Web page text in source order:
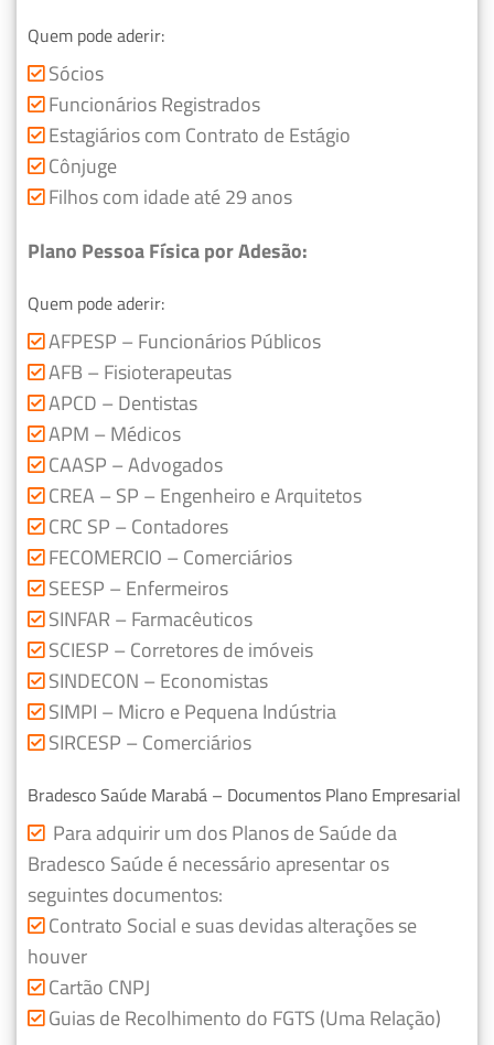
Quem pode aderir:
Sócios
Funcionários Registrados
Estagiários com Contrato de Estágio
Cônjuge
Filhos com idade até 29 anos
Plano Pessoa Física por Adesão:
Quem pode aderir:
AFPESP – Funcionários Públicos
AFB – Fisioterapeutas
APCD – Dentistas
APM – Médicos
CAASP – Advogados
CREA – SP – Engenheiro e Arquitetos
CRC SP – Contadores
FECOMERCIO – Comerciários
SEESP – Enfermeiros
SINFAR – Farmacêuticos
SCIESP – Corretores de imóveis
SINDECON – Economistas
SIMPI – Micro e Pequena Indústria
SIRCESP – Comerciários
Bradesco Saúde Marabá – Documentos Plano Empresarial
Para adquirir um dos Planos de Saúde da
Bradesco Saúde é necessário apresentar os
seguintes documentos:
Contrato Social e suas devidas alterações se
houver
Cartão CNPJ
Guias de Recolhimento do FGTS (Uma Relação)